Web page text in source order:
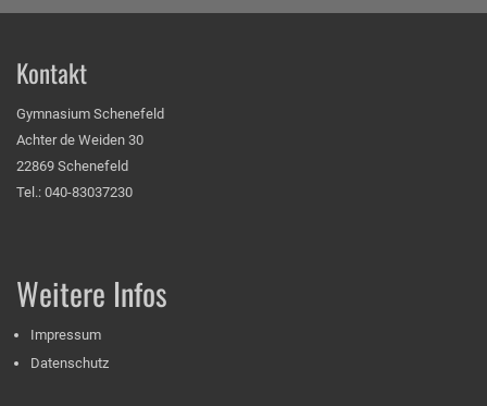
Kontakt
Gymnasium Schenefeld
Achter de Weiden 30
22869 Schenefeld
Tel.: 040-83037230
Weitere Infos
Impressum
Datenschutz